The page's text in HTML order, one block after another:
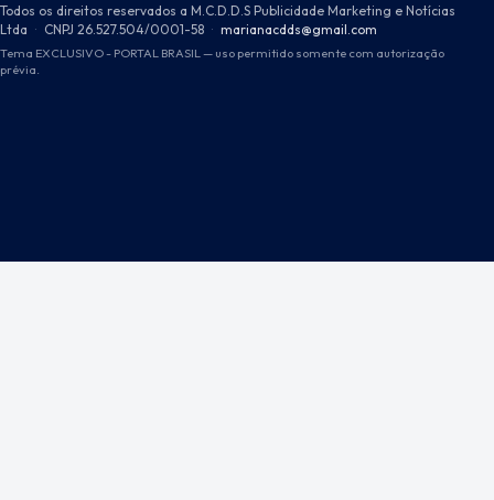
Todos os direitos reservados a M.C.D.D.S Publicidade Marketing e Notícias
Ltda · CNPJ 26.527.504/0001-58 · marianacdds@gmail.com
Tema EXCLUSIVO - PORTAL BRASIL — uso permitido somente com autorização
prévia.